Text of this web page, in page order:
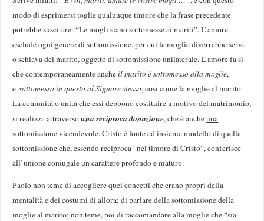
modo di esprimersi toglie qualunque timore che la frase precedente
potrebbe suscitare: “Le mogli siano sottomesse ai mariti”. L’amore
esclude ogni genere di sottomissione, per cui la moglie diverrebbe serva
o schiava del marito, oggetto di sottomissione unilaterale. L’amore fa sì
che contemporaneamente ancheil marito è sottomesso alla moglie,
esottomesso in questo al Signore stesso, così come la moglie al marito.
La comunità o unità che essi debbono costituire a motivo del matrimonio,
si realizza attraversouna reciproca donazione, che è ancheuna
sottomissione vicendevole. Cristo è fonte ed insieme modello di quella
sottomissione che, essendo reciproca “nel timore di Cristo”, conferisce
all’unione coniugale un carattere profondo e maturo.
Paolo non teme di accogliere quei concetti che erano propri della
mentalità e dei costumi di allora; di parlare della sottomissione della
moglie al marito; non teme, poi di raccomandare alla moglie che “sia